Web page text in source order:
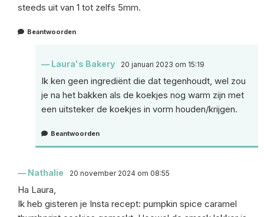
steeds uit van 1 tot zelfs 5mm.
Beantwoorden
Laura's Bakery 20 januari 2023 om 15:19
Ik ken geen ingrediënt die dat tegenhoudt, wel zou
je na het bakken als de koekjes nog warm zijn met
een uitsteker de koekjes in vorm houden/krijgen.
Beantwoorden
Nathalie 20 november 2024 om 08:55
Ha Laura,
Ik heb gisteren je Insta recept: pumpkin spice caramel